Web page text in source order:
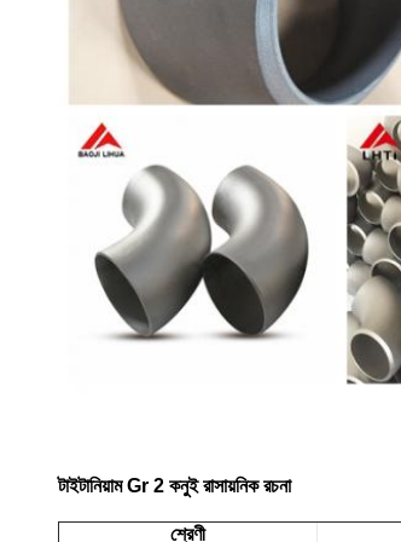
টাইটানিয়াম Gr 2 কনুই রাসায়নিক রচনা
শ্রেণী